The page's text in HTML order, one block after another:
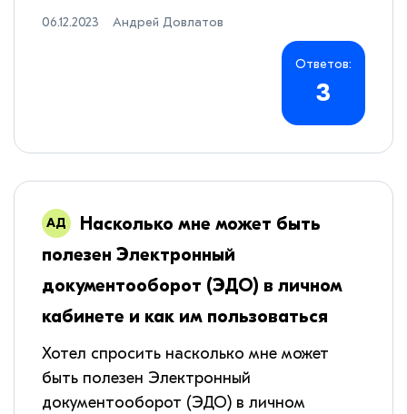
06.12.2023 Андрей Довлатов
Ответов:
3
Насколько мне может быть
полезен Электронный
документооборот (ЭДО) в личном
кабинете и как им пользоваться
Хотел спросить насколько мне может
быть полезен Электронный
документооборот (ЭДО) в личном